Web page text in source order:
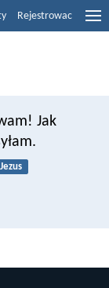
Rejestrowac
Jak
Jezus